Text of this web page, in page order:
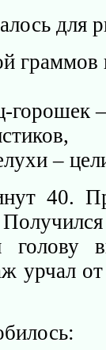
для
граммов
горошек
–
40.
голову
урчал